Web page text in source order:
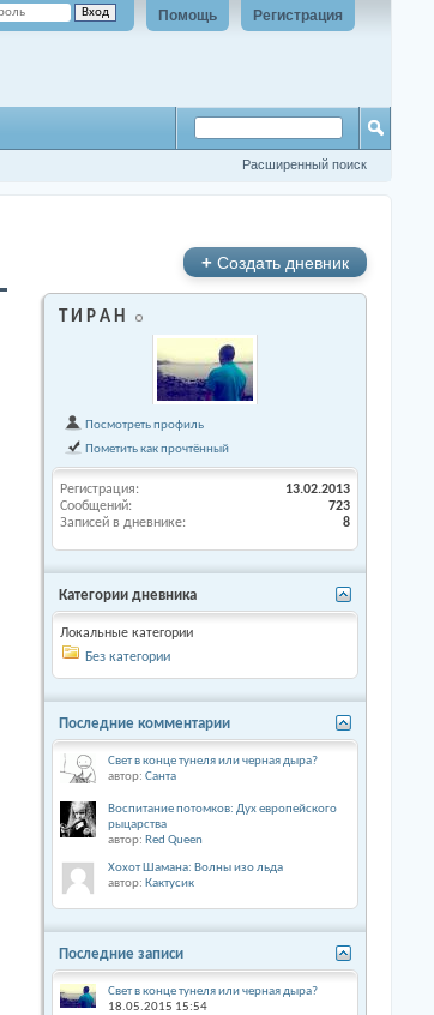
Регистрация
Помощь
Расширенный поиск
+ Создать дневник
Т И Р А Н
Посмотреть профиль
Пометить как прочтённый
Регистрация
13.02.2013
Сообщений
723
Записей в дневнике
8
Категории дневника
Локальные категории
Без категории
Последние комментарии
Свет в конце тунеля или черная дыра?
автор: Санта
Воспитание потомков: Дух европейского
рыцарства
автор: Red Queen
Хохот Шамана: Волны изо льда
автор: Кактусик
Последние записи
Свет в конце тунеля или черная дыра?
18.05.2015 15:54